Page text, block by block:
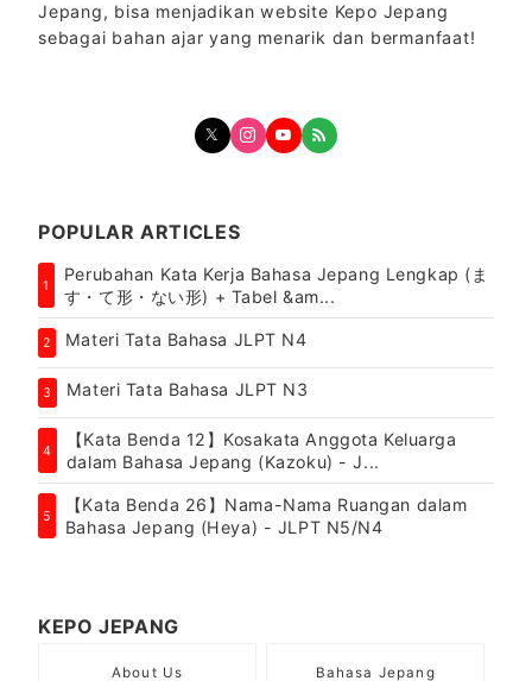
Jepang, bisa menjadikan website Kepo Jepang
sebagai bahan ajar yang menarik dan bermanfaat!
POPULAR ARTICLES
1
Perubahan Kata Kerja Bahasa Jepang Lengkap (ま
す・て形・ない形) + Tabel &am...
2 Materi Tata Bahasa JLPT N4
3 Materi Tata Bahasa JLPT N3
4
【Kata Benda 12】Kosakata Anggota Keluarga
dalam Bahasa Jepang (Kazoku) - J...
5
【Kata Benda 26】Nama-Nama Ruangan dalam
Bahasa Jepang (Heya) - JLPT N5/N4
KEPO JEPANG
About Us Bahasa Jepang